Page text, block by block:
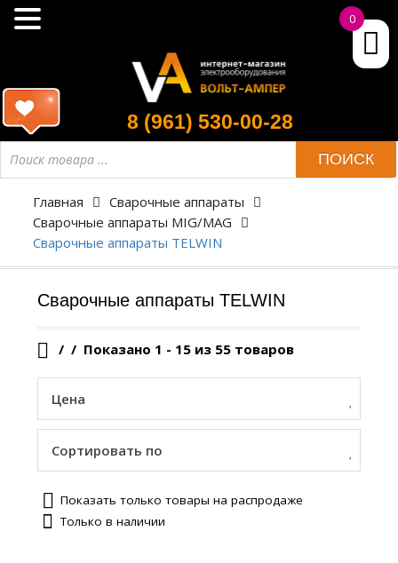
8 (961) 530-00-28
товара
ПОИСК
Главная
Сварочные аппараты
Сварочные аппараты MIG/MAG
Сварочные аппараты TELWIN
Сварочные аппараты TELWIN
/ Показано 1 - 15 из 55 товаров
Цена
Сортировать по
Показать только товары на распродаже
Только в наличии
0